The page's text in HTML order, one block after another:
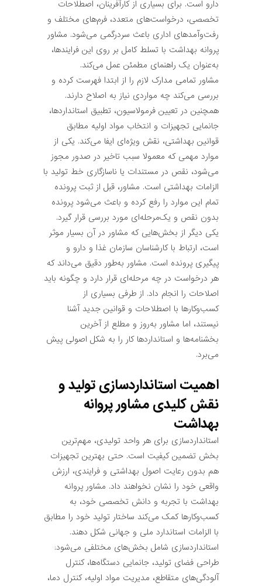
دارو است. برای بسیاری از کارآفرینان، اصطلاحات
تخصصی، درخواست‌های متعدد، فرم‌های مختلف و
رفت‌وآمدهای اداری باعث سردرگمی می‌شود. مشاور
پروانه بهداشت با تسلط کامل بر روی این فرایندها،
به‌عنوان یک راهنمای مطمئن عمل می‌کند.
مشاور تمامی مدارک لازم را از ابتدا فهرست کرده و
بررسی می‌کند چه مواردی نیاز به اصلاح دارند.
همچنین در تعیین فرمولاسیون، تطبیق استانداردها،
جانمایی تجهیزات و انتخاب مواد اولیه مطابق
قوانین بهداشتی، نقش ویژه‌ای ایفا می‌کند. یکی از
موارد مهمی که معمولا سبب تاخیر در صدور مجوز
می‌شود، نقص در مستندات یا ناسازگاری خط تولید با
الزامات بهداشتی است. مشاور، قبل از ثبت پرونده
تمام این موارد را رفع کرده و باعث می‌شود پرونده
بدون نقص و یک‌مرحله‌ای مورد بررسی قرار گیرد.
یکی دیگر از بخش‌هایی که مشاور در آن بسیار موثر
است، ارتباط با کارشناسان سازمان غذا و دارو و
پیگیری پرونده است. مشاور به‌طور دقیق می‌داند که
هر درخواست در چه مرحله‌ای قرار دارد و چگونه باید
اصلاحات را انجام داد. از طرفی بسیاری از
کسب‌وکارها با اصطلاحات و قوانین جدید آشنا
نیستند، اما مشاور به‌روز و مطلع از آخرین
بخشنامه‌ها و استانداردها کار را به شکل اصولی پیش
می‌برد.
اهمیت استانداردسازی تولید و
نقش کلیدی مشاور پروانه
بهداشت
استانداردسازی برای هر واحد تولیدی، مهم‌ترین
بخش تضمین کیفیت است. حتی بهترین تجهیزات
هم بدون رعایت اصول بهداشتی و فرایندی، ارزش
واقعی خود را نشان نخواهند داد. مشاور پروانه
بهداشت با تجربه و دانش تخصصی خود، به
کسب‌وکارها کمک می‌کند ساختار تولید خود را مطابق
با الزامات استاندارد ملی و جهانی شکل دهند.
استانداردسازی شامل بخش‌های مختلفی می‌شود:
طراحی فضای تولید، جانمایی دستگاه‌ها، کنترل
آلودگی‌های متقاطع، مدیریت مواد اولیه، کنترل دما،